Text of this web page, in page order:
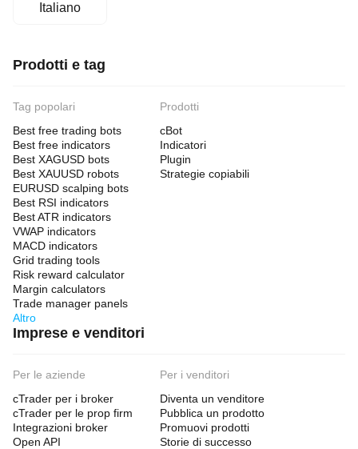
A trend is considered "mature" if the most recent EMA
crossover occurred at least this many bars ago.
If no crossover is found in visible history: true = treats it
as a mature trend; false = blocks trading.
🔹 Use ADX Filter (default: true)
When enabled, requires ADX to be above the minimum
threshold. ADX measures trend strength regardless of
direction.
🔹 ADX Period (default: 14)
Period for the ADX calculation. Standard is 14.
🔹 Min ADX (default: 18)
Minimum ADX value to allow a trade. Below this, the
market is considered directionless. Typical values: 18–
25.
Italiano
Prodotti e tag
Tag popolari
Best free trading bots
Best free indicators
Best XAGUSD bots
Best XAUUSD robots
EURUSD scalping bots
Best RSI indicators
Best ATR indicators
VWAP indicators
MACD indicators
Grid trading tools
Risk reward calculator
Margin calculators
Trade manager panels
Altro
Prodotti
cBot
Indicatori
Plugin
Strategie copiabili
Imprese e venditori
Per le aziende
cTrader per i broker
cTrader per le prop firm
Integrazioni broker
Open API
Per i venditori
Diventa un venditore
Pubblica un prodotto
Promuovi prodotti
Storie di successo